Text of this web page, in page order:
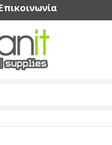
& Ροφημάτων